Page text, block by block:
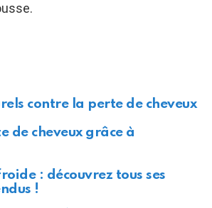
contre la perte de cheveux
de cheveux grâce à
: découvrez tous ses
!